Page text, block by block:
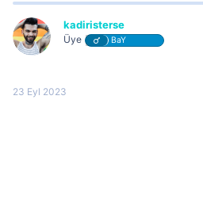
kadiristerse
Üye BaY
23 Eyl 2023